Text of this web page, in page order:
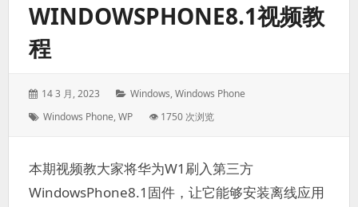
WINDOWSPHONE8.1视频教
程
Posted
14 3 月, 2023 Categories:
Windows,Windows Phone
Tags:
Windows Phone,WP 👁 1750 次浏览
本期视频教大家将华为W1刷入第三方
WindowsPhone8.1固件，让它能够安装离线应用